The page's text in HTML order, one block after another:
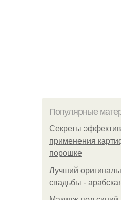
Популярные
Секреты
применения
порошке
Лучший
свадьбы -